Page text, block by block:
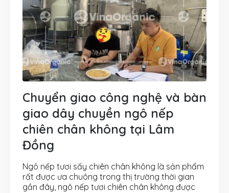
Chuyển giao công nghệ và bàn
giao dây chuyền ngô nếp
chiên chân không tại Lâm
Đồng
Ngô nếp tươi sấy chiên chân không là sản phẩm
rất được ưa chuông trong thị trường thời gian
gần đây, ngô nếp tươi chiên chân không được